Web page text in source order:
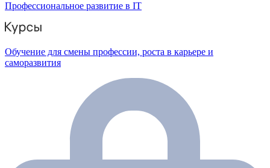
Профессиональное развитие в IT
Обучение для смены профессии, роста в карьере и
саморазвития